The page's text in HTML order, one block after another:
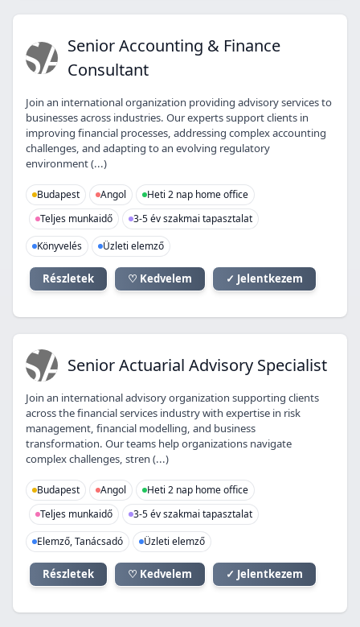
SA Senior Accounting & Finance
Consultant
Join an international organization providing advisory services to
businesses across industries. Our experts support clients in
improving financial processes, addressing complex accounting
challenges, and adapting to an evolving regulatory
environment (...)
Budapest Angol
Heti 2 nap home office
Teljes munkaidő
3-5 év szakmai tapasztalat
Könyvelés
Üzleti elemző
Részletek ♡ Kedvelem ✓ Jelentkezem
SA Senior Actuarial Advisory Specialist
Join an international advisory organization supporting clients
across the financial services industry with expertise in risk
management, financial modelling, and business
transformation. Our teams help organizations navigate
complex challenges, stren (...)
Budapest Angol
Heti 2 nap home office
Teljes munkaidő
3-5 év szakmai tapasztalat
Elemző, Tanácsadó
Üzleti elemző
Részletek ♡ Kedvelem ✓ Jelentkezem